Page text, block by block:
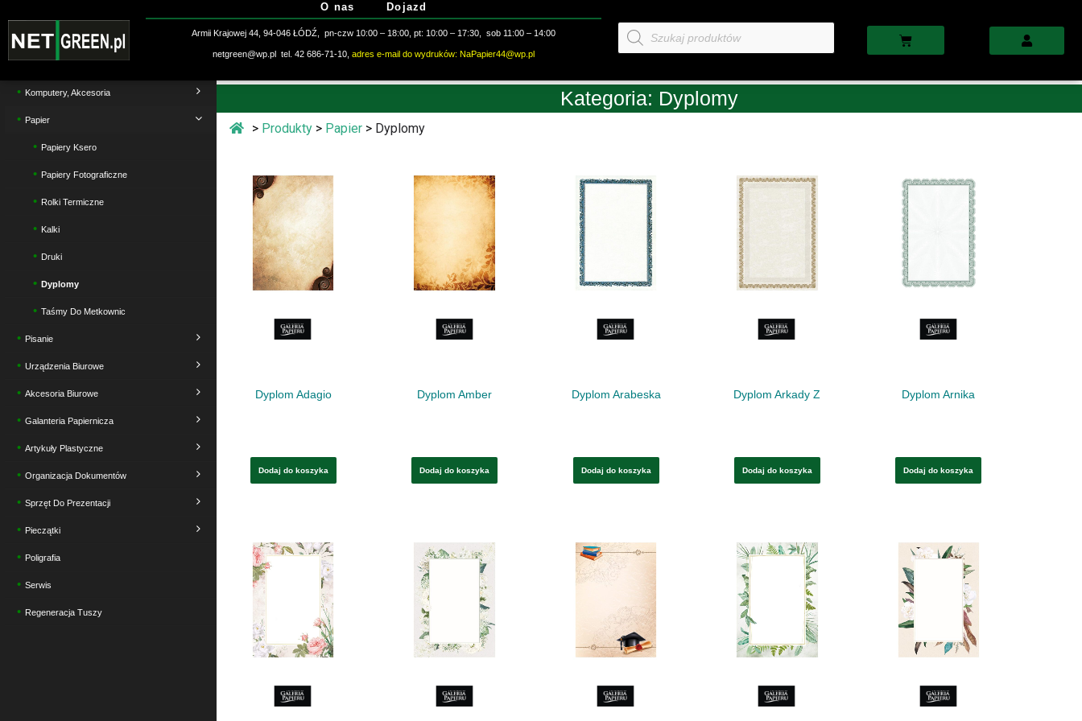
do
treści
O nas Dojazd
Armii Krajowej 44, 94-046 ŁÓDŹ, pn-czw 10:00 – 18:00, pt: 10:00 – 17:30, sob 11:00 – 14:00
netgreen@wp.pl tel. 42 686-71-10,adres e-mail do wydruków: NaPapier44@wp.pl
Wyszukiwarka
produktów
Cart
Komputery, Akcesoria
Papier
Papiery Ksero
Papiery Fotograficzne
Rolki Termiczne
Kalki
Druki
Dyplomy
Taśmy Do Metkownic
Pisanie
Urządzenia Biurowe
Akcesoria Biurowe
Galanteria Papiernicza
Artykuły Plastyczne
Organizacja Dokumentów
Sprzęt Do Prezentacji
Pieczątki
Poligrafia
Serwis
Regeneracja Tuszy
Kategoria: Dyplomy
> Produkty > Papier > Dyplomy
Dyplom Adagio
Dodaj do koszyka
Dyplom Amber
Dodaj do koszyka
Dyplom Arabeska
Dodaj do koszyka
Dyplom Arkady Z
Dodaj do koszyka
Dyplom Arnika
Dodaj do koszyka